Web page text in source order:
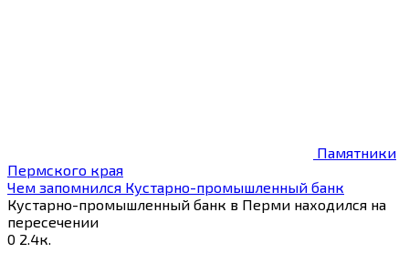
Памятники
Пермского края
Чем запомнился Кустарно-промышленный банк
Кустарно-промышленный банк в Перми находился на
пересечении
0 2.4к.